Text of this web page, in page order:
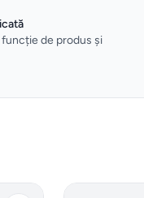
de produs și